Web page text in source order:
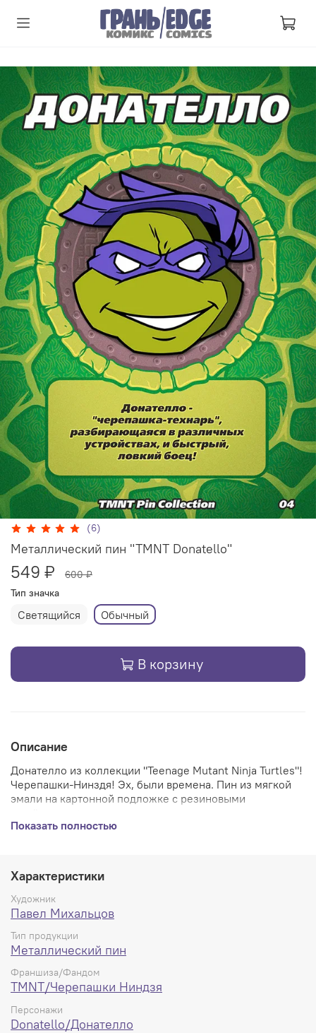
(6)
Металлический пин "TMNT Donatello"
549 ₽
600 ₽
Тип значка
Светящийся Обычный
В корзину
Описание
Донателло из коллекции "Teenage Mutant Ninja Turtles"!
Черепашки-Нинздя! Эх, были времена. Пин из мягкой
эмали на картонной подложке с резиновыми
качество на высшем уровне.
Показать полностью
Характеристики
Художник
Павел Михальцов
Тип продукции
Металлический пин
Франшиза/Фандом
TMNT/Черепашки Ниндзя
Персонажи
Donatello/Донателло